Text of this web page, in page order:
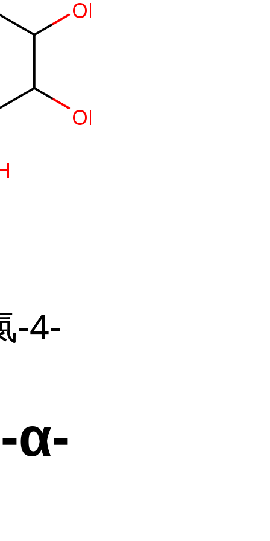
-4-
α-